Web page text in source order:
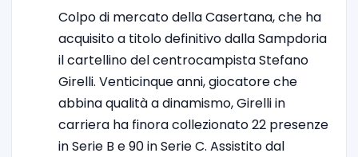
Colpo di mercato della Casertana, che ha
acquisito a titolo definitivo dalla Sampdoria
il cartellino del centrocampista Stefano
Girelli. Venticinque anni, giocatore che
abbina qualità a dinamismo, Girelli in
carriera ha finora collezionato 22 presenze
in Serie B e 90 in Serie C. Assistito dal